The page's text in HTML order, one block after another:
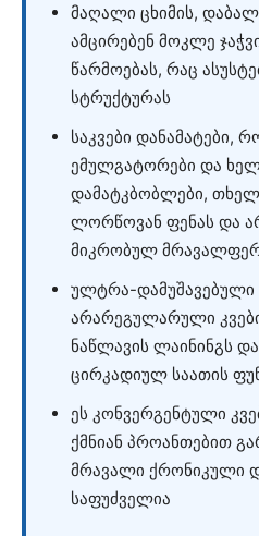
მაღალი ცხიმის,
ამცირებენ მოკლე
წარმოებას, რაც
სტრუქტურას
საკვები დანამატები,
ემულგატორები და
დამატკბობლები,
ლორწოვან ფენას და
მიკრობულ
ულტრა-დამუშავებული
არარეგულარული
ნაწლავის ლაინინგს
ცირკადიულ საათის
ეს კონვერგენტული
ქმნიან პროანთებით
მრავალი ქრონიკული
საფუძველია